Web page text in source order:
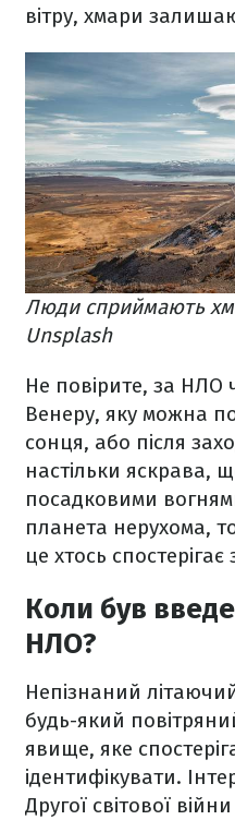
вітру, хмари
Люди сприймають
Unsplash
Не повірите, за НЛО
Венеру, яку можна
сонця, або після
настільки яскрава,
посадковими
планета нерухома,
це хтось
Коли був
НЛО?
Непізнаний
будь-який
явище, яке
ідентифікувати.
Другої світової